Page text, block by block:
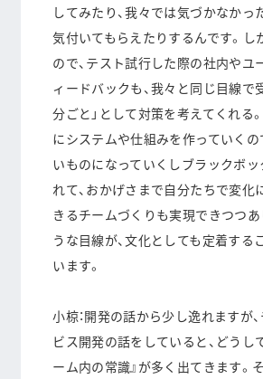
してみたり、我々では気づかなかっ
気付いてもらえたりする んです。し
ので、テスト試行した際の社内やユ
ィードバックも、我々と同じ目線で
分ごと」として対策を考えてくれる
にシステムや仕組みを作っていくの
いものになっていくしブラックボ
れて、おかげさまで自分たちで変化
きるチームづくりも実現できつつあ
うな目線が、文化としても定着する
います。
小椋：開発の話から少し逸れますが
ビス開発の話をしていると、どうし
ーム内の常識』が多く出てきます。